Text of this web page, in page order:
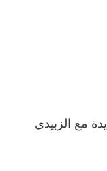
مع الزبيدي